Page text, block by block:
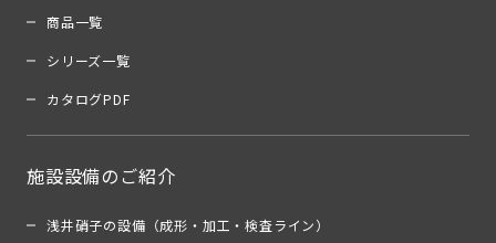
商品一覧
シリーズ一覧
カタログPDF
施設設備のご紹介
浅井硝子の設備（成形・加工・検査ライン）